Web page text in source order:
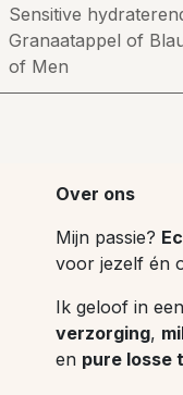
Sensitive
Granaatappel of
of Men
Over ons
Mijn passie?
voor jezelf én
Ik geloof in
verzorging,
en pure losse